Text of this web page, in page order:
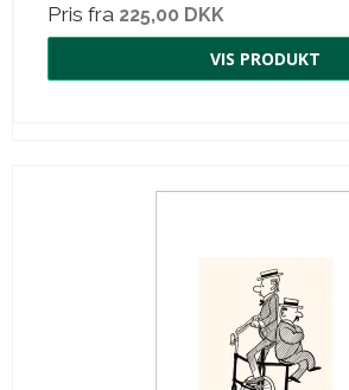
Pris fra 225,00 DKK
VIS PRODUKT